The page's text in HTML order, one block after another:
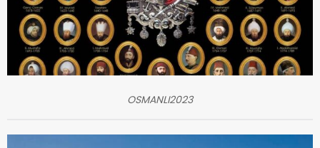
OSMANLI2023